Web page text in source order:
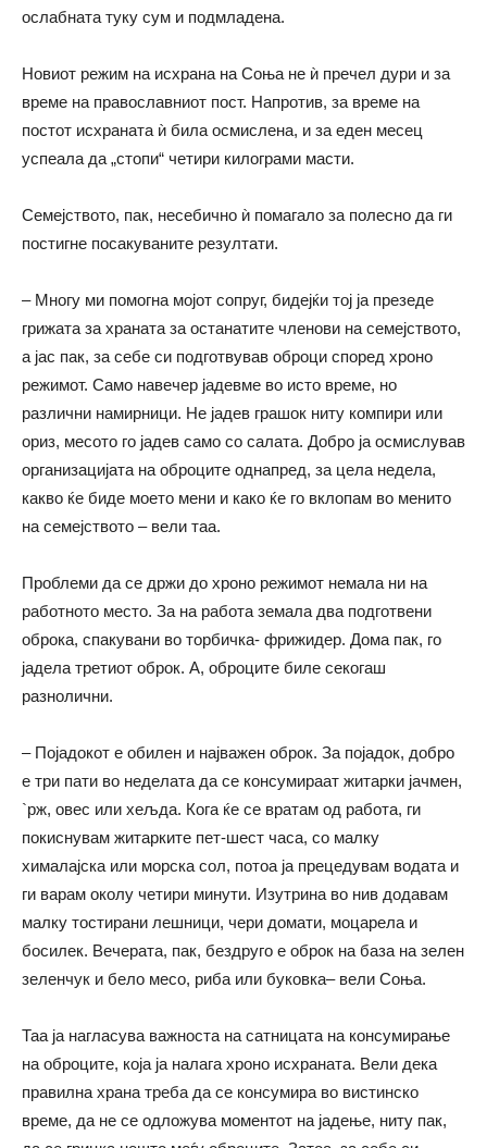
ослабната туку сум и подмладена.
Новиот режим на исхрана на Соња не ѝ пречел дури и за
време на православниот пост. Напротив, за време на
постот исхраната ѝ била осмислена, и за еден месец
успеала да „стопи“ четири килограми масти.
Семејството, пак, несебично ѝ помагало за полесно да ги
постигне посакуваните резултати.
– Многу ми помогна мојот сопруг, бидејќи тој ја презеде
грижата за храната за останатите членови на семејството,
а јас пак, за себе си подготвував оброци според хроно
режимот. Само навечер јадевме во исто време, но
различни намирници. Не јадев грашок ниту компири или
ориз, месото го јадев само со салата. Добро ја осмислував
организацијата на оброците однапред, за цела недела,
какво ќе биде моето мени и како ќе го вклопам во менито
на семејството – вели таа.
Проблеми да се држи до хроно режимот немала ни на
работното место. За на работа земала два подготвени
оброка, спакувани во торбичка- фрижидер. Дома пак, го
јадела третиот оброк. А, оброците биле секогаш
разнолични.
– Појадокот е обилен и најважен оброк. За појадок, добро
е три пати во неделата да се консумираат житарки јачмен,
`рж, овес или хељда. Кога ќе се вратам од работа, ги
покиснувам житарките пет-шест часа, со малку
хималајска или морска сол, потоа ја прецедувам водата и
ги варам околу четири минути. Изутрина во нив додавам
малку тостирани лешници, чери домати, моцарела и
босилек. Вечерата, пак, бездруго е оброк на база на зелен
зеленчук и бело месо, риба или буковка– вели Соња.
Таа ја нагласува важноста на сатницата на консумирање
на оброците, која ја налага хроно исхраната. Вели дека
правилна храна треба да се консумира во вистинско
време, да не се одложува моментот на јадење, ниту пак,